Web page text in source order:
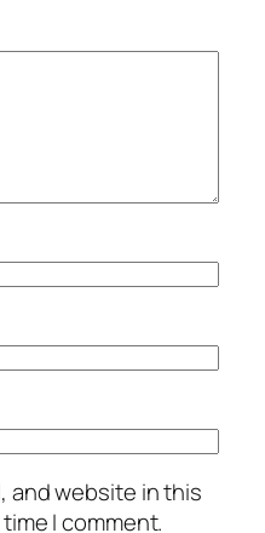
and website in this
I comment.